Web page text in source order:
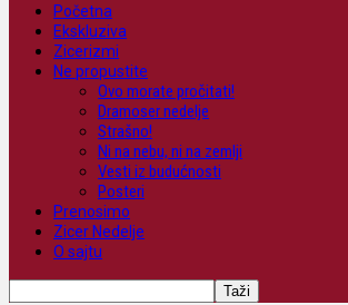
Početna
Ekskluziva
Zicerizmi
Ne propustite
Ovo morate pročitati!
Dramoser nedelje
Strašno!
Ni na nebu, ni na zemlji
Vesti iz budućnosti
Posteri
Prenosimo
Zicer Nedelje
O sajtu